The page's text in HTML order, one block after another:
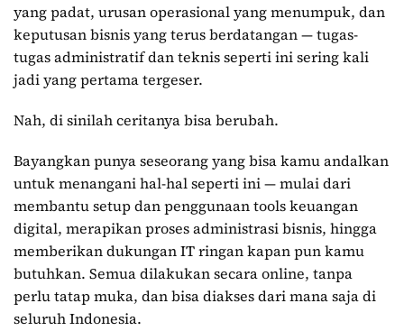
yang padat, urusan operasional yang menumpuk, dan
keputusan bisnis yang terus berdatangan — tugas-
tugas administratif dan teknis seperti ini sering kali
jadi yang pertama tergeser.
Nah, di sinilah ceritanya bisa berubah.
Bayangkan punya seseorang yang bisa kamu andalkan
untuk menangani hal-hal seperti ini — mulai dari
membantu setup dan penggunaan tools keuangan
digital, merapikan proses administrasi bisnis, hingga
memberikan dukungan IT ringan kapan pun kamu
butuhkan. Semua dilakukan secara online, tanpa
perlu tatap muka, dan bisa diakses dari mana saja di
seluruh Indonesia.